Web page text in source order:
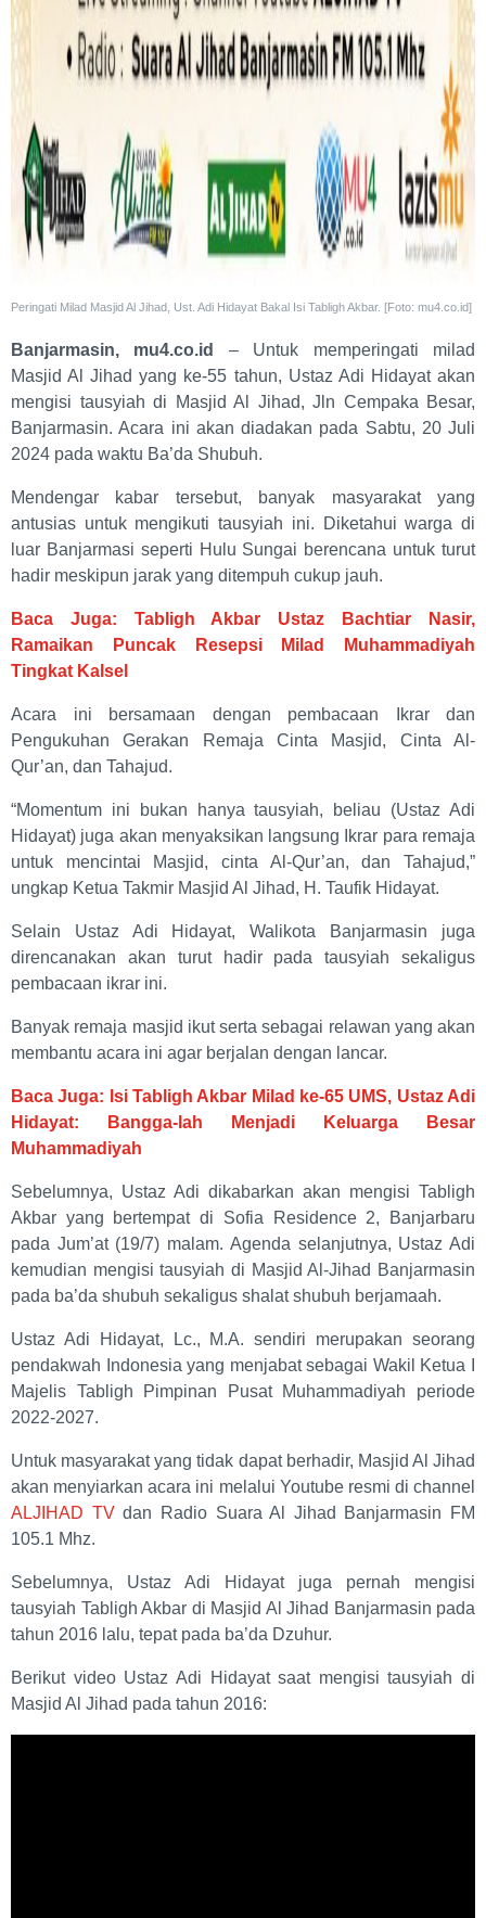
Peringati Milad Masjid Al Jihad, Ust. Adi Hidayat Bakal Isi Tabligh Akbar. [Foto: mu4.co.id]
Banjarmasin, mu4.co.id
– Untuk memperingati milad
Masjid Al Jihad yang ke-55 tahun, Ustaz Adi Hidayat akan
mengisi tausyiah di Masjid Al Jihad, Jln Cempaka Besar,
Banjarmasin. Acara ini akan diadakan pada Sabtu, 20 Juli
2024 pada waktu Ba’da Shubuh.
Mendengar kabar tersebut, banyak masyarakat yang
antusias untuk mengikuti tausyiah ini. Diketahui warga di
luar Banjarmasi seperti Hulu Sungai berencana untuk turut
hadir meskipun jarak yang ditempuh cukup jauh.
Baca Juga: Tabligh Akbar Ustaz Bachtiar Nasir,
Ramaikan Puncak Resepsi Milad Muhammadiyah
Tingkat Kalsel
Acara ini bersamaan dengan pembacaan Ikrar dan
Pengukuhan Gerakan Remaja Cinta Masjid, Cinta Al-
Qur’an, dan Tahajud.
“Momentum ini bukan hanya tausyiah, beliau (Ustaz Adi
Hidayat) juga akan menyaksikan langsung Ikrar para remaja
untuk mencintai Masjid, cinta Al-Qur’an, dan Tahajud,”
ungkap Ketua Takmir Masjid Al Jihad, H. Taufik Hidayat.
Selain Ustaz Adi Hidayat, Walikota Banjarmasin juga
direncanakan akan turut hadir pada tausyiah sekaligus
pembacaan ikrar ini.
Banyak remaja masjid ikut serta sebagai relawan yang akan
membantu acara ini agar berjalan dengan lancar.
Baca Juga: Isi Tabligh Akbar Milad ke-65 UMS, Ustaz Adi
Hidayat: Bangga-lah Menjadi Keluarga Besar
Muhammadiyah
Sebelumnya, Ustaz Adi dikabarkan akan mengisi Tabligh
Akbar yang bertempat di Sofia Residence 2, Banjarbaru
pada Jum’at (19/7) malam. Agenda selanjutnya, Ustaz Adi
kemudian mengisi tausyiah di Masjid Al-Jihad Banjarmasin
pada ba’da shubuh sekaligus shalat shubuh berjamaah.
Ustaz Adi Hidayat, Lc., M.A. sendiri merupakan seorang
pendakwah Indonesia yang menjabat sebagai Wakil Ketua I
Majelis Tabligh Pimpinan Pusat Muhammadiyah periode
2022-2027.
Untuk masyarakat yang tidak dapat berhadir, Masjid Al Jihad
akan menyiarkan acara ini melalui Youtube resmi di channel
ALJIHAD TVdan Radio Suara Al Jihad Banjarmasin FM
105.1 Mhz.
Sebelumnya, Ustaz Adi Hidayat juga pernah mengisi
tausyiah Tabligh Akbar di Masjid Al Jihad Banjarmasin pada
tahun 2016 lalu, tepat pada ba’da Dzuhur.
Berikut video Ustaz Adi Hidayat saat mengisi tausyiah di
Masjid Al Jihad pada tahun 2016: